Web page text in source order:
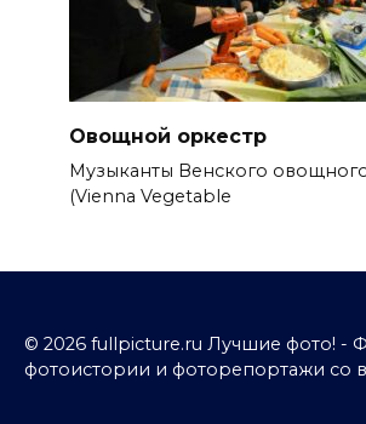
Овощной оркестр
Музыканты Венского
(Vienna Vegetable
© 2026 fullpicture.ru Лучшие фото! -
фотоистории и фоторепортажи со